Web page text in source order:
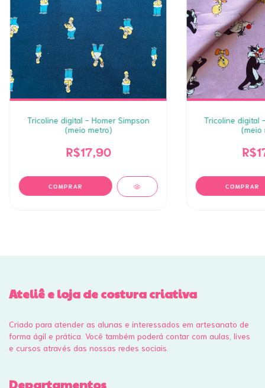
Tricoline digital - Homer Simpson
(meio metro)
R$17,90
Tricoline digital
(meio
Ateliê e loja de costura criativa
Criado para atender as alunas e interessados em artesanato de
forma ágil e prática. Você também poderá contar com aulas, lives
e cursos através das nossas redes sociais.
Departamentos